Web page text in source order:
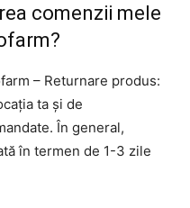
comenzii mele
– Returnare produs:
ta și de
În general,
în termen de 1-3 zile